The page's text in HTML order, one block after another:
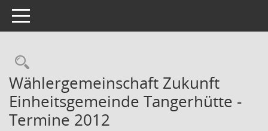
Toggle navigation
Rechercheauswahl
Wählergemeinschaft Zukunft
Einheitsgemeinde Tangerhütte -
Termine 2012